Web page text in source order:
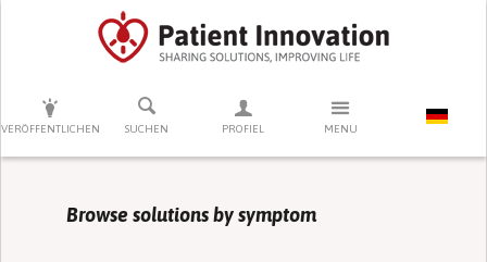
VERÖFFENTLICHEN SUCHEN PROFIEL MENU
DRÜCKEN SIE AUF ENTER UM DIE SUCHE ZU STARTEN
Browse solutions by symptom